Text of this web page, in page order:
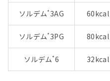
ソルデム* 3AG 60kcal
ソルデム* 3PG 80kcal
ソルデム*6 32kcal